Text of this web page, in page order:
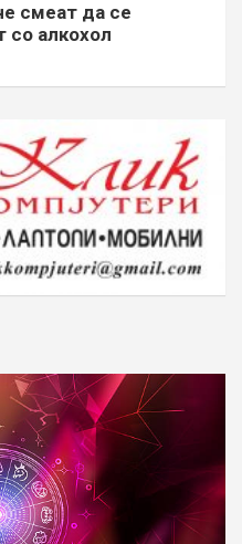
смеат да се
со алкохол